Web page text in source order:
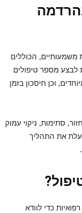
משמעותיים, הכוללים
מספר טיפולים
וכן חיסכון בזמן
סתימות, ניקוי עמוק
את התהליך
כדי לוודא